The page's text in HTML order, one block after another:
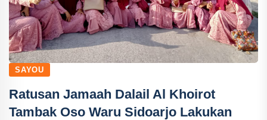
SAYOU
Ratusan Jamaah Dalail Al Khoirot
Tambak Oso Waru Sidoarjo Lakukan